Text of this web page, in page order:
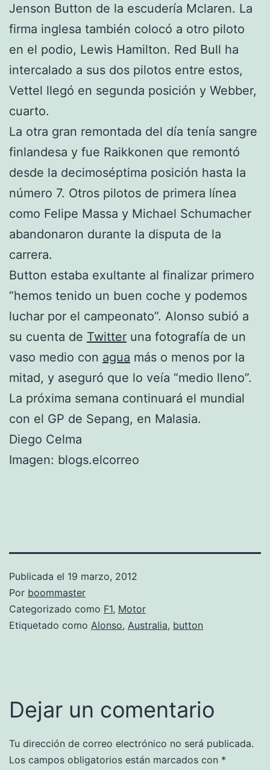
Jenson Button de la escudería Mclaren. La
firma inglesa también colocó a otro piloto
en el podio, Lewis Hamilton. Red Bull ha
intercalado a sus dos pilotos entre estos,
Vettel llegó en segunda posición y Webber,
cuarto.
La otra gran remontada del día tenía sangre
finlandesa y fue Raikkonen que remontó
desde la decimoséptima posición hasta la
número 7. Otros pilotos de primera línea
como Felipe Massa y Michael Schumacher
abandonaron durante la disputa de la
carrera.
Button estaba exultante al finalizar primero
“hemos tenido un buen coche y podemos
luchar por el campeonato”. Alonso subió a
su cuenta de Twitter una fotografía de un
vaso medio con agua más o menos por la
mitad, y aseguró que lo veía “medio lleno”.
La próxima semana continuará el mundial
con el GP de Sepang, en Malasia.
Diego Celma
Imagen: blogs.elcorreo
Publicada el 19 marzo, 2012
Por boommaster
Categorizado como F1, Motor
Etiquetado como Alonso, Australia, button
Dejar un comentario
Tu dirección de correo electrónico no será publicada.
Los campos obligatorios están marcados con *